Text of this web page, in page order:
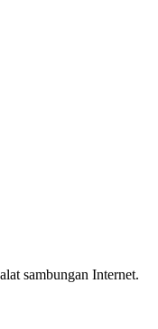
sambungan Internet.